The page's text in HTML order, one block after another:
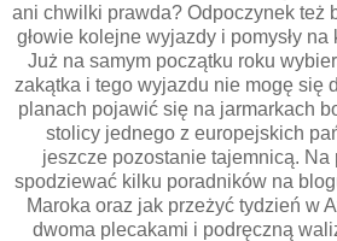
ani chwilki prawda? Odpoczynek też
głowie kolejne wyjazdy i pomysły
Już na samym początku roku
zakątka i tego wyjazdu nie mogę się
planach pojawić się na jarmarkach
stolicy jednego z europejskich
jeszcze pozostanie tajemnicą.
spodziewać kilku poradników na
Maroka oraz jak przeżyć tydzień w
dwoma plecakami i podręczną